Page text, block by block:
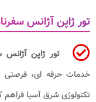
تور ژاپن آژانس
تور ژاپن آژانس
خدمات حرفه‌ ای، فرصتی
تکنولوژی شرق آسیا